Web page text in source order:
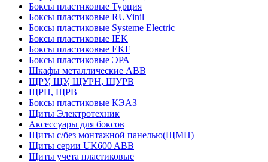
Боксы пластиковые Турция
Боксы пластиковые RUVinil
Боксы пластиковые Systeme Electric
Боксы пластиковые IEK
Боксы пластиковые EKF
Боксы пластиковые ЭРА
Шкафы металлические ABB
ЩРУ, ЩУ, ЩУРН, ЩУРВ
ЩРН, ЩРВ
Боксы пластиковые КЭАЗ
Щиты Электротехник
Аксессуары для боксов
Щиты с/без монтажной панелью(ЩМП)
Щиты серии UK600 ABB
Щиты учета пластиковые